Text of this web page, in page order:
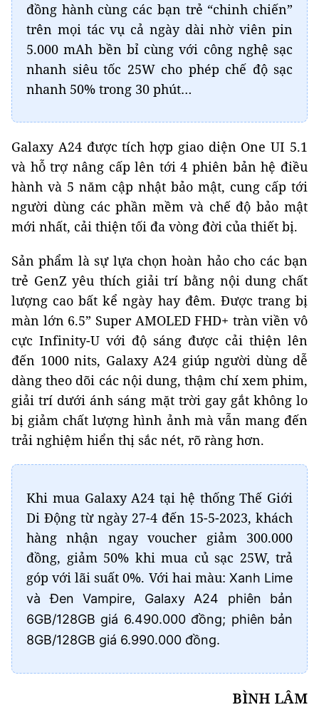
đồng hành cùng các bạn trẻ “chinh chiến”
trên mọi tác vụ cả ngày dài nhờ viên pin
5.000 mAh bền bỉ cùng với công nghệ sạc
nhanh siêu tốc 25W cho phép chế độ sạc
nhanh 50% trong 30 phút…
Galaxy A24 được tích hợp giao diện One UI 5.1
và hỗ trợ nâng cấp lên tới 4 phiên bản hệ điều
hành và 5 năm cập nhật bảo mật, cung cấp tới
người dùng các phần mềm và chế độ bảo mật
mới nhất, cải thiện tối đa vòng đời của thiết bị.
Sản phẩm là sự lựa chọn hoàn hảo cho các bạn
trẻ GenZ yêu thích giải trí bằng nội dung chất
lượng cao bất kể ngày hay đêm. Được trang bị
màn lớn 6.5” Super AMOLED FHD+ tràn viền vô
cực Infinity-U với độ sáng được cải thiện lên
đến 1000 nits, Galaxy A24 giúp người dùng dễ
dàng theo dõi các nội dung, thậm chí xem phim,
giải trí dưới ánh sáng mặt trời gay gắt không lo
bị giảm chất lượng hình ảnh mà vẫn mang đến
trải nghiệm hiển thị sắc nét, rõ ràng hơn.
Khi mua Galaxy A24 tại hệ thống Thế Giới
Di Động từ ngày 27-4 đến 15-5-2023, khách
hàng nhận ngay voucher giảm 300.000
đồng, giảm 50% khi mua củ sạc 25W, trả
góp với lãi suất 0%. Với hai màu: Xanh Lime
và Đen Vampire, Galaxy A24 phiên bản
6GB/128GB giá 6.490.000 đồng; phiên bản
8GB/128GB giá 6.990.000 đồng.
BÌNH LÂM